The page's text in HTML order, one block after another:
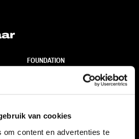
van cookies
om content en advertenties te
FOUNDATION
BUSINESS